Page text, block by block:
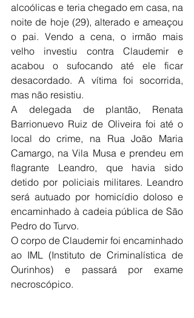
alcoólicas e teria chegado em casa, na
noite de hoje (29), alterado e ameaçou
o pai. Vendo a cena, o irmão mais
velho investiu contra Claudemir e
acabou o sufocando até ele ficar
desacordado. A vítima foi socorrida,
mas não resistiu.
A delegada de plantão, Renata
Barrionuevo Ruiz de Oliveira foi até o
local do crime, na Rua João Maria
Camargo, na Vila Musa e prendeu em
flagrante Leandro, que havia sido
detido por policiais militares. Leandro
será autuado por homicídio doloso e
encaminhado à cadeia pública de São
Pedro do Turvo.
O corpo de Claudemir foi encaminhado
ao IML (Instituto de Criminalística de
Ourinhos) e passará por exame
necroscópico.